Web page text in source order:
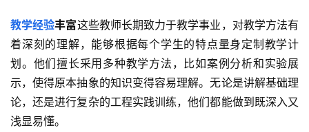
教学经验丰富这些教师长期致力于教学事业，对教学方法有
着深刻的理解，能够根据每个学生的特点量身定制教学计
划。他们擅长采用多种教学方法，比如案例分析和实验展
示，使得原本抽象的知识变得容易理解。无论是讲解基础理
论，还是进行复杂的工程实践训练，他们都能做到既深入又
浅显易懂。